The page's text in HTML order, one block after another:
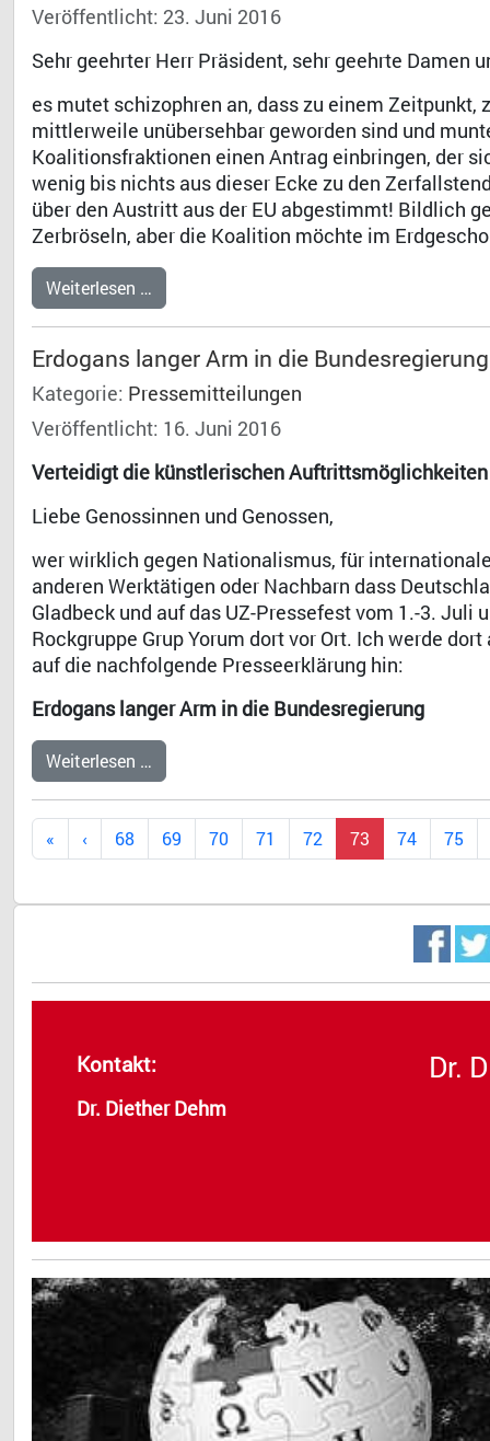
Dr.
Veröffentlicht: 23. Juni 2016
Sehr geehrter Herr Präsident, sehr geehrte Damen
es mutet schizophren an, dass zu einem
mittlerweile unübersehbar geworden sind und
Koalitionsfraktionen einen Antrag einbringen, der
wenig bis nichts aus dieser Ecke zu den
über den Austritt aus der EU abgestimmt! Bildlich
Zerbröseln, aber die Koalition möchte im
Weiterlesen …
Erdogans langer Arm in die Bundesregierung
Kategorie: Pressemitteilungen
Veröffentlicht: 16. Juni 2016
Verteidigt die künstlerischen
Liebe Genossinnen und Genossen,
wer wirklich gegen Nationalismus, für
anderen Werktätigen oder Nachbarn dass
Gladbeck und auf das UZ-Pressefest vom 1.-3.
Rockgruppe Grup Yorum dort vor Ort. Ich werde
auf die nachfolgende Presseerklärung hin:
Erdogans langer Arm in die Bundesregierung
Weiterlesen …
68 69 70 71 72 73 74 75
Kontakt:
Dr. Diether Dehm